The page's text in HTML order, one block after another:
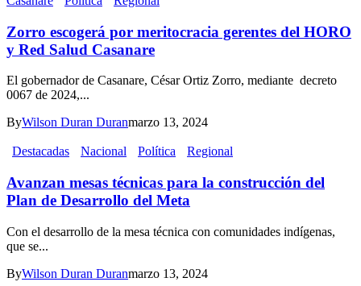
Zorro escogerá por meritocracia gerentes del HORO
y Red Salud Casanare
El gobernador de Casanare, César Ortiz Zorro, mediante decreto
0067 de 2024,...
ByWilson Duran Duranmarzo 13, 2024
Destacadas Nacional Política Regional
Avanzan mesas técnicas para la construcción del
Plan de Desarrollo del Meta
Con el desarrollo de la mesa técnica con comunidades indígenas,
que se...
ByWilson Duran Duranmarzo 13, 2024